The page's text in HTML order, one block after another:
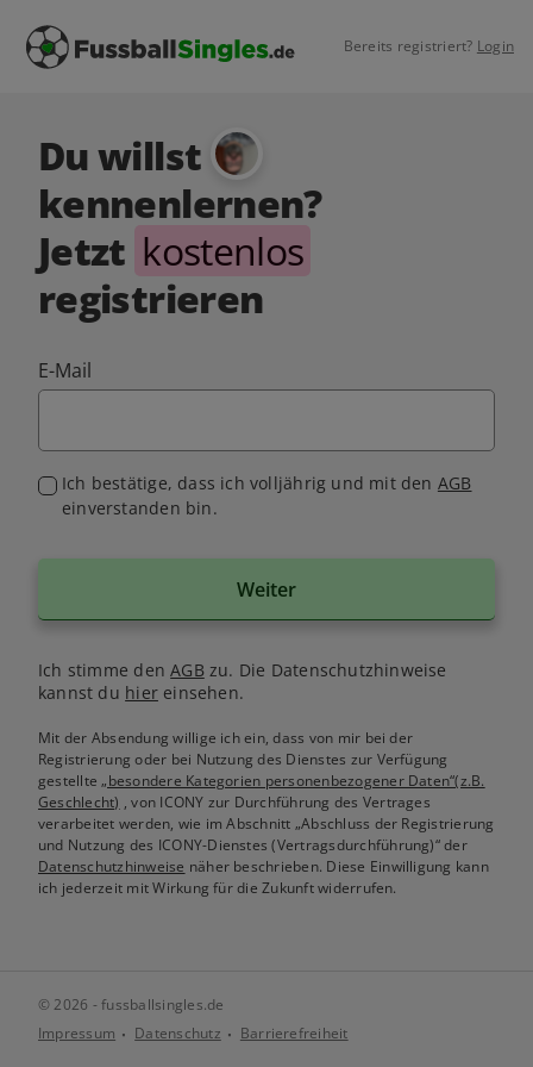
Bereits registriert? Login
Du willst
kennenlernen?
Jetzt kostenlos
registrieren
E-Mail
Ich bestätige, dass ich volljährig und mit den AGB
einverstanden bin.
Weiter
Ich stimme denAGB zu. Die Datenschutzhinweise
kannst du hiereinsehen.
Mit der Absendung willige ich ein, dass von mir bei der
Registrierung oder bei Nutzung des Dienstes zur Verfügung
gestellte„besondere Kategorien personenbezogener Daten“(z.B.
Geschlecht) , von ICONY zur Durchführung des Vertrages
verarbeitet werden, wie im Abschnitt „Abschluss der Registrierung
und Nutzung des ICONY-Dienstes (Vertragsdurchführung)“ der
Datenschutzhinweise näher beschrieben. Diese Einwilligung kann
ich jederzeit mit Wirkung für die Zukunft widerrufen.
© 2026 - fussballsingles.de
Impressum
Datenschutz Barrierefreiheit